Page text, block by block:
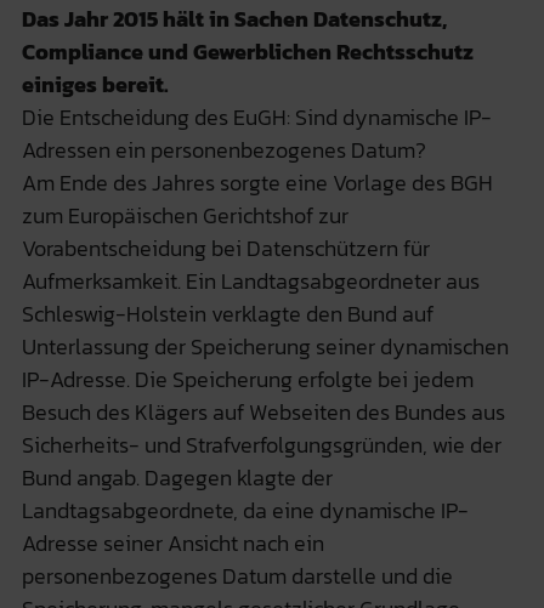
Das Jahr 2015 hält in Sachen Datenschutz,
Compliance und Gewerblichen Rechtsschutz
einiges bereit.
Die Entscheidung des EuGH: Sind dynamische IP-
Adressen ein personenbezogenes Datum?
Am Ende des Jahres sorgte eine Vorlage des BGH
zum Europäischen Gerichtshof zur
Vorabentscheidung bei Datenschützern für
Aufmerksamkeit. Ein Landtagsabgeordneter aus
Schleswig-Holstein verklagte den Bund auf
Unterlassung der Speicherung seiner dynamischen
IP-Adresse. Die Speicherung erfolgte bei jedem
Besuch des Klägers auf Webseiten des Bundes aus
Sicherheits- und Strafverfolgungsgründen, wie der
Bund angab. Dagegen klagte der
Landtagsabgeordnete, da eine dynamische IP-
Adresse seiner Ansicht nach ein
personenbezogenes Datum darstelle und die